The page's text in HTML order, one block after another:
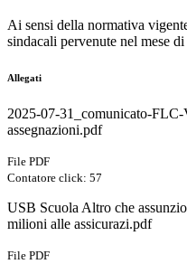
Ai sensi della normativa
sindacali pervenute nel mese
Allegati
2025-07-31_comunicato-
assegnazioni.pdf
File PDF
Contatore click: 57
USB Scuola Altro che
milioni alle assicurazi.pdf
File PDF